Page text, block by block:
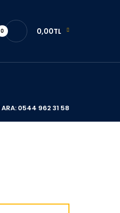
0 0,00TL
ARA: 0544 962 31 58